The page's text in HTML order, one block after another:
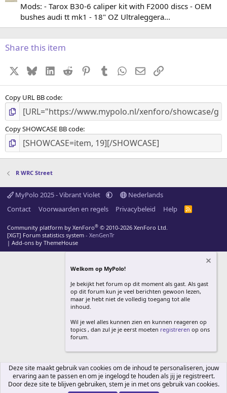
Mods: - Tarox B30-6 caliper kit with F2000 discs - OEM
bushes audi tt mk1 - 18" OZ Ultraleggera...
Share this item
BlueskyLinkedIn
Reddit PinterestTumblr WhatsApp
E-mailkoppeling
Copy URL BB code
Copy SHOWCASE BB code
R WRC Street
MyPolo 2025 - Vibrant Violet
Nederlands
Contact
Voorwaarden en regels Privacybeleid Help
R
Community platform by XenForo® © 2010-2026 XenForo Ltd.
[XGT] Forum statistics system - XenGenTr
| Add-ons by ThemeHouse
Welkom op MyPolo!
Je bekijkt het forum op dit moment als gast. Als gast
op dit forum kun je veel berichten gewoon lezen,
maar je hebt niet de volledig toegang tot alle
inhoud.
Wil je wel alles kunnen zien en kunnen reageren op
topics , dan zul je je eerst moeten registreren op ons
forum.
Deze site maakt gebruik van cookies om de inhoud te personaliseren, jouw
ervaring aan te passen en om je ingelogd te houden als jij je registreert.
Door deze site te blijven gebruiken, stem je in met ons gebruik van cookies.